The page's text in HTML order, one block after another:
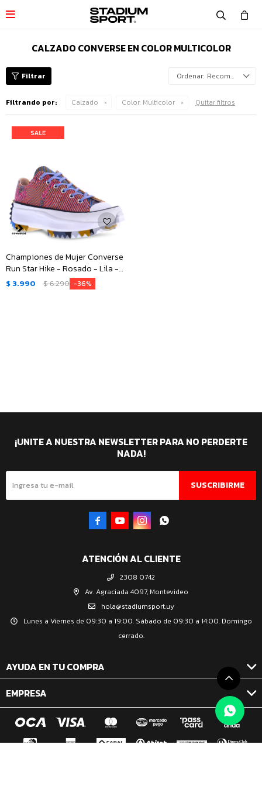

CALZADO CONVERSE EN COLOR MULTICOLOR
Recomendados
Filtrando por: Calzado Color: Multicolor Quitar filtros
Championes de Mujer Converse
Run Star Hike - Rosado - Lila -
Anaranjado
$ 3.990 $6.290 36
ATENCIÓN AL CLIENTE
2308 0742
Av. Agraciada 4097, Montevideo
hola@stadiumsport.uy
Lunes a Viernes de 09:30 a 19:00. Sábado de 09:30 a 14:00. Domingo
cerrado.
AYUDA EN TU COMPRA
EMPRESA
¡UNITE A NUESTRA NEWSLETTER PARA NO PERDERTE
NADA!
SUSCRIBIRME
   